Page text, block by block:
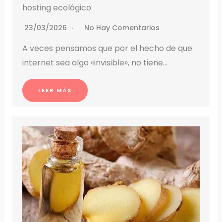
hosting ecológico
23/03/2026 No Hay Comentarios
A veces pensamos que por el hecho de que
internet sea algo «invisible», no tiene…
LEER MÁS